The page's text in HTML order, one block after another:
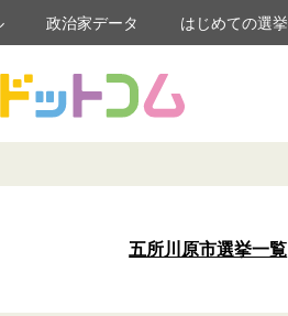
政治家データ はじめての選挙
五所川原市選挙一覧